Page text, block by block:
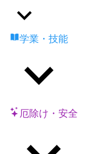
学業・技能
厄除け・安全